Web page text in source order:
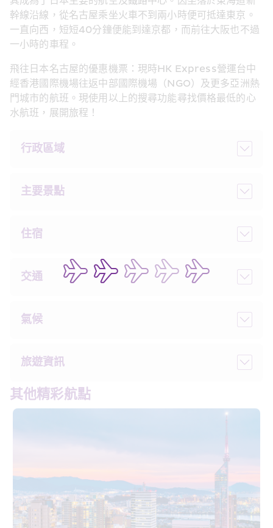
幹線沿線，從名古屋乘坐火車不到兩小時便可抵達東京。
一直向西，短短40分鐘便能到達京都，而前往大阪也不過
一小時的車程。
飛往日本名古屋的優惠機票：現時HK Express營運台中
經香港國際機場往返中部國際機場（NGO）及更多亞洲熱
門城市的航班。現使用以上的搜尋功能尋找價格最低的心
水航班，展開旅程！
行政區域
主要景點
住宿
交通
氣候
旅遊資訊
其他精彩航點